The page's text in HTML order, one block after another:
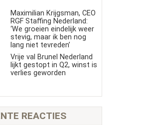
Maximilian Krijgsman, CEO
RGF Staffing Nederland:
‘We groeien eindelijk weer
stevig, maar ik ben nog
lang niet tevreden’
Vrije val Brunel Nederland
lijkt gestopt in Q2, winst is
verlies geworden
REACTIES